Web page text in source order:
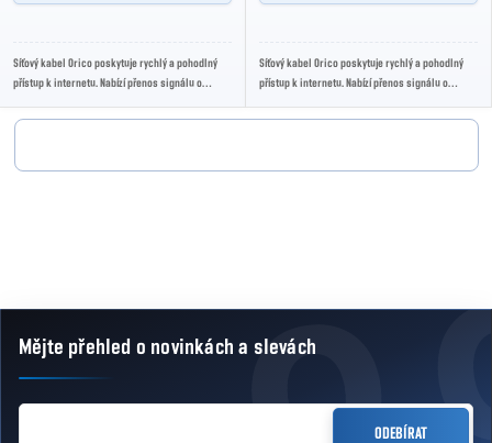
Síťový kabel Orico poskytuje rychlý a pohodlný
přístup k internetu. Nabízí přenos signálu o
Síťový kabel Orico poskytuje rychlý a pohodlný
přístup k internetu. Nabízí přenos signálu o
Zápatí
Mějte přehled o novinkácha slevách
ODEBÍRAT